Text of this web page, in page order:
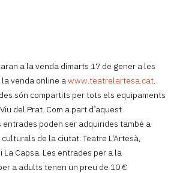
a la venda dimarts 17 de gener a les
venda online a www.teatrelartesa.cat
són compartits per tots els equipaments
del Prat. Com a part d’aquest
poden ser adquirides també a
de la ciutat: Teatre L'Artesà,
La Capsa. Les entrades per a la
a adults tenen un preu de 10 €